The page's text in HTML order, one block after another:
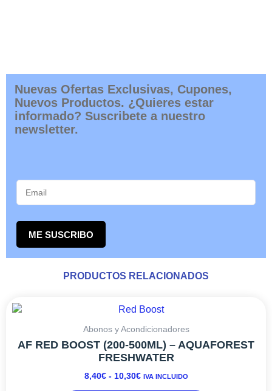
Nuevas Ofertas Exclusivas, Cupones,
Nuevos Productos. ¿Quieres estar
informado? Suscribete a nuestro
newsletter.
ME SUSCRIBO
PRODUCTOS RELACIONADOS
Abonos y Acondicionadores
AF RED BOOST (200-500ML) – AQUAFOREST
FRESHWATER
8,40€ - 10,30€
DE
PRECIOS:
DESDE
8,40€
10,30€
IVA INCLUIDO
múltiples